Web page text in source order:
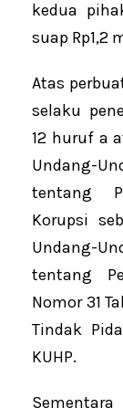
kedua
suap Rp1,2
Atas
selaku
12 huruf a
Undang-
tentang
Korupsi
Undang-
tentang
Nomor 31
Tindak
KUHP.